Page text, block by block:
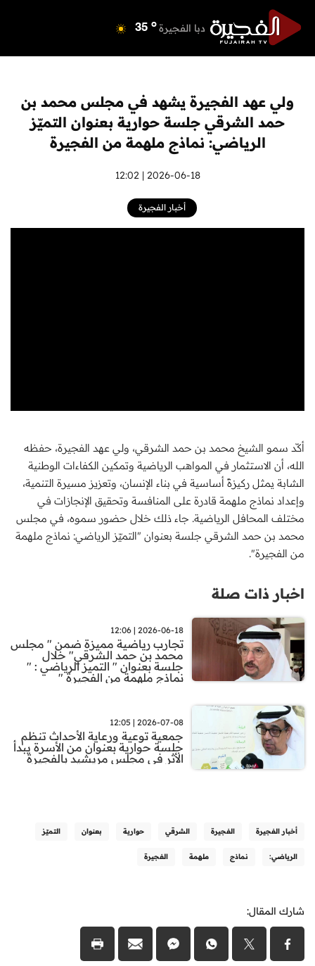
دبا الفجيرة 35 o
أم القيوين 39 o
راس الخيمة 39 o
الفجيرة 35 o
ولي عهد الفجيرة يشهد في مجلس محمد بن
حمد الشرقي جلسة حوارية بعنوان التميّز
الرياضي: نماذج ملهمة من الفجيرة
2026-06-18 | 12:02
أخبار الفجيرة
أكّد سمو الشيخ محمد بن حمد الشرقي، ولي عهد الفجيرة، حفظه
الله، أن الاستثمار في المواهب الرياضية وتمكين الكفاءات الوطنية
الشابة يمثل ركيزةً أساسية في بناء الإنسان، وتعزيز مسيرة التنمية،
وإعداد نماذج ملهمة قادرة على المنافسة وتحقيق الإنجازات في
مختلف المحافل الرياضية. جاء ذلك خلال حضور سموه، في مجلس
محمد بن حمد الشرقي جلسة بعنوان "التميّز الرياضي: نماذج ملهمة
من الفجيرة".
اخبار ذات صلة
2026-06-18 | 12:06
تجارب رياضية مميزة ضمن " مجلس
محمد بن حمد الشرقي" خلال
جلسة بعنوان " التميز الرياضي : "
نماذج ملهمة من الفجيرة "
2026-07-08 | 12:05
جمعية توعية ورعاية الأحداث تنظم
جلسة حوارية بعنوان من الأسرة يبدأ
الأثر في مجلس مريشيد بالفجيرة
أخبار الفجيرة الفجيرة الشرقي حوارية بعنوان التميّز
الرياضي: نماذج ملهمة الفجيرة
شارك المقال: